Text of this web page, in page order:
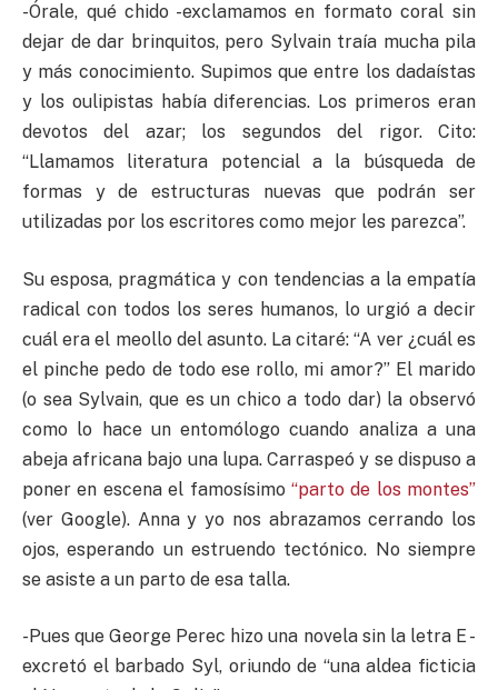
-Órale, qué chido -exclamamos en formato coral sin
dejar de dar brinquitos, pero Sylvain traía mucha pila
y más conocimiento. Supimos que entre los dadaístas
y los oulipistas había diferencias. Los primeros eran
devotos del azar; los segundos del rigor. Cito:
“Llamamos literatura potencial a la búsqueda de
formas y de estructuras nuevas que podrán ser
utilizadas por los escritores como mejor les parezca”.
Su esposa, pragmática y con tendencias a la empatía
radical con todos los seres humanos, lo urgió a decir
cuál era el meollo del asunto. La citaré: “A ver ¿cuál es
el pinche pedo de todo ese rollo, mi amor?” El marido
(o sea Sylvain, que es un chico a todo dar) la observó
como lo hace un entomólogo cuando analiza a una
abeja africana bajo una lupa. Carraspeó y se dispuso a
poner en escena el famosísimo“parto de los montes”
(ver Google). Anna y yo nos abrazamos cerrando los
ojos, esperando un estruendo tectónico. No siempre
se asiste a un parto de esa talla.
-Pues que George Perec hizo una novela sin la letra E -
excretó el barbado Syl, oriundo de “una aldea ficticia